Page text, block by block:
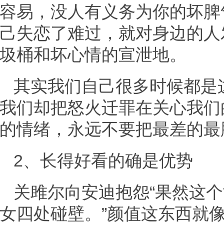
容易，没人有义务为你的坏
己失恋了难过，就对身边的
圾桶和坏心情的宣泄地。
其实我们自己很多时候都
我们却把怒火迁罪在关心我
的情绪，永远不要把最差的
2、长得好看的确是优势
关雎尔向安迪抱怨“果然这
女四处碰壁。”颜值这东西就